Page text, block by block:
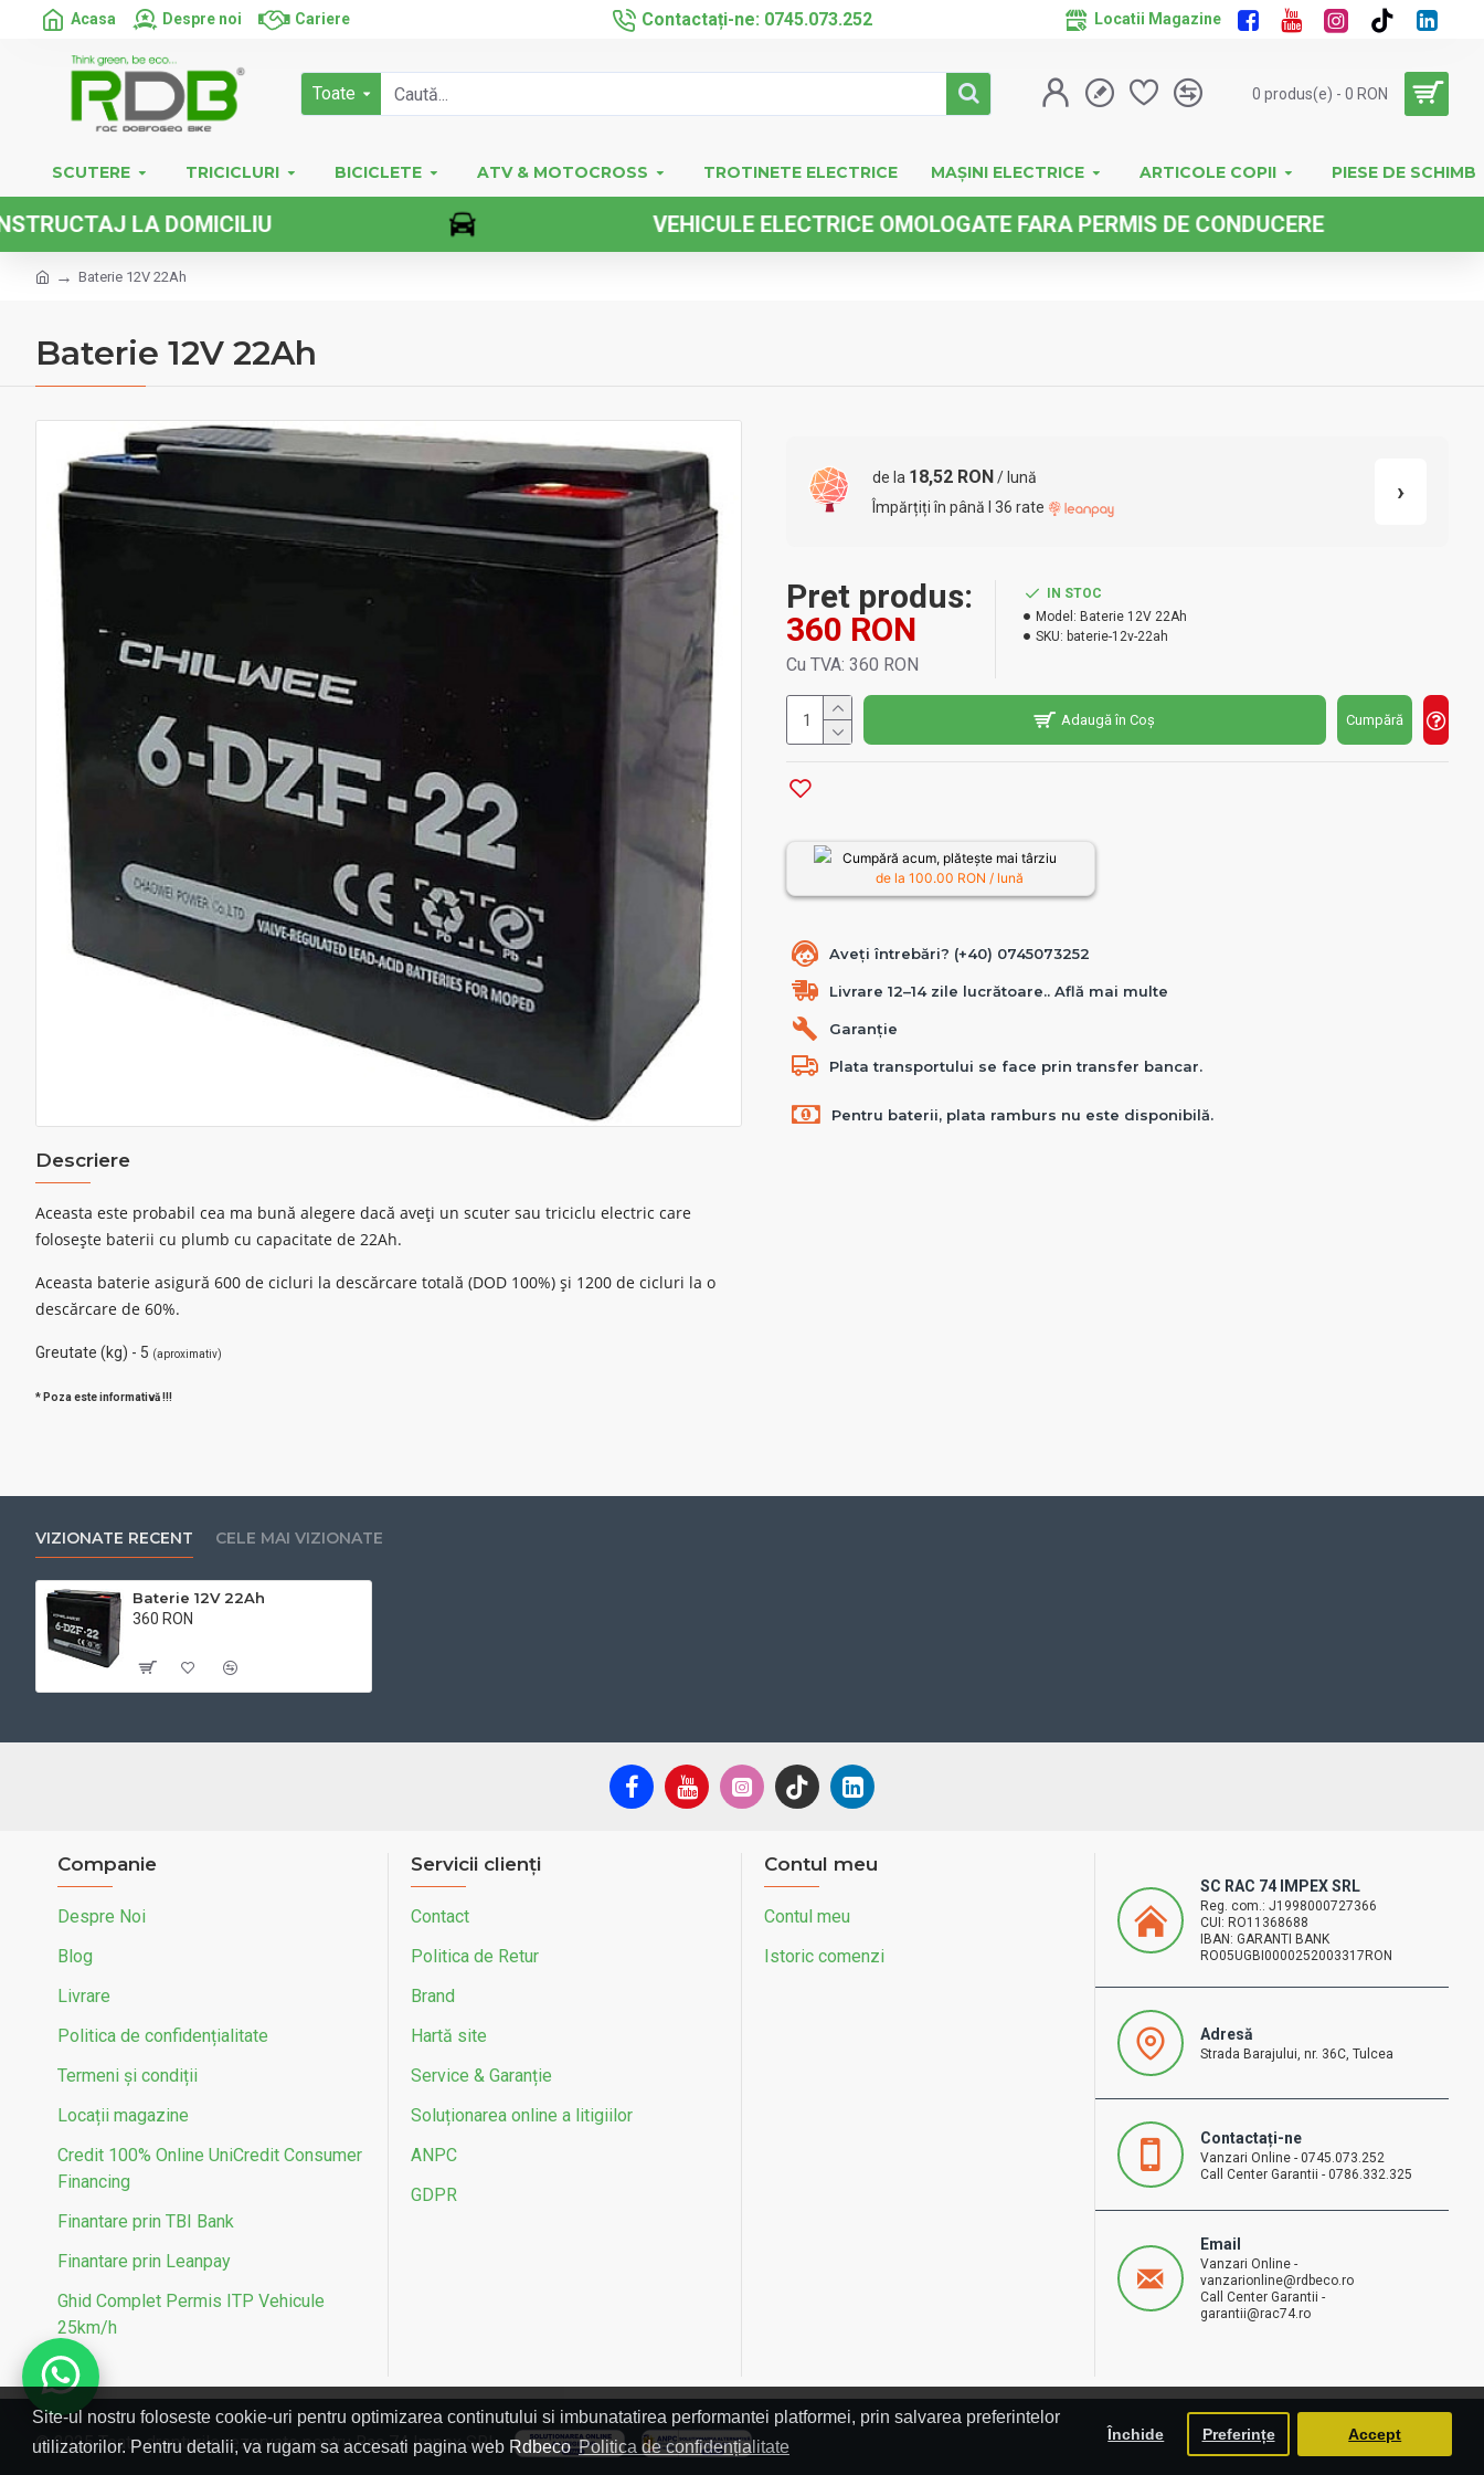
Site-ul nostru foloseste cookie-uri pentru optimizarea continutului si imbunatatirea performantei platformei, prin salvarea preferintelor
utilizatorilor. Pentru detalii, va rugam sa accesati pagina web RdbecoPolitica de confidențialitate
Închide Preferințe Accept
Acasa Despre noi Cariere Contactați-ne: 0745.073.252 Locatii Magazine
Toate 0 produs(e) - 0 RON
SCUTERE TRICICLURI BICICLETE ATV & MOTOCROSS TROTINETE ELECTRICE MAȘINI ELECTRICE ARTICOLE COPII PIESE DE SCHIMB
LA DOMICILIU VEHICULE ELECTRICE OMOLOGATE FARA PERMIS DE CONDUCERE
Baterie 12V 22Ah
Baterie 12V 22Ah
Descriere
Aceasta este probabil cea ma bună alegere dacă aveți un scuter sau triciclu electric care
folosește baterii cu plumb cu capacitate de 22Ah.
Aceasta baterie asigură 600 de cicluri la descărcare totală (DOD 100%) și 1200 de cicluri la o
descărcare de 60%.
Greutate (kg) - 5 (aproximativ)
* Poza este informativă !!!
de la 18,52 RON/ lună
Împărțiți în până l 36 rate
›
Pret produs:
360 RON
Cu TVA: 360 RON
IN STOC
Model: Baterie 12V 22Ah
SKU: baterie-12v-22ah
Adaugă în Coș Cumpără
Cumpără acum, plătește mai târziu
de la 100.00 RON / lună
Aveți întrebări? (+40) 0745073252
Livrare 12–14 zile lucrătoare.. Află mai multe
Garanție
Plata transportului se face prin transfer bancar.
Pentru baterii, plata ramburs nu este disponibilă.
VIZIONATE RECENT CELE MAI VIZIONATE
Baterie 12V 22Ah
360 RON
Companie
Despre Noi
Blog
Livrare
Politica de confidențialitate
Termeni și condiții
Locații magazine
Credit 100% Online UniCredit Consumer
Financing
Finantare prin TBI Bank
Finantare prin Leanpay
Ghid Complet Permis ITP Vehicule
25km/h
Servicii clienți
Contact
Politica de Retur
Brand
Hartă site
Service & Garanție
Soluționarea online a litigiilor
ANPC
GDPR
Contul meu
Contul meu
Istoric comenzi
SC RAC 74 IMPEX SRL
Reg. com.: J1998000727366
CUI: RO11368688
IBAN: GARANTI BANK
RO05UGBI0000252003317RON
Adresă
Strada Barajului, nr. 36C, Tulcea
Contactați-ne
Vanzari Online - 0745.073.252
Call Center Garantii - 0786.332.325
Email
Vanzari Online -
vanzarionline@rdbeco.ro
Call Center Garantii -
garantii@rac74.ro
© 2025 Toate drepturile rezervate pentru Rac 74 Impex SRL